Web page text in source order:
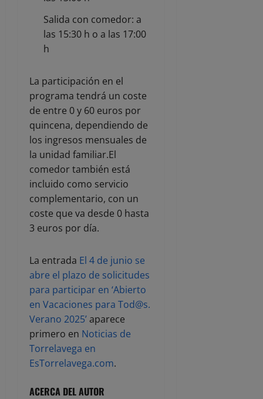
Salida con comedor: a
las 15:30 h o a las 17:00
h
La participación en el
programa tendrá un coste
de entre 0 y 60 euros por
quincena, dependiendo de
los ingresos mensuales de
la unidad familiar.El
comedor también está
incluido como servicio
complementario, con un
coste que va desde 0 hasta
3 euros por día.
La entrada El 4 de junio se
abre el plazo de solicitudes
para participar en ‘Abierto
en Vacaciones para Tod@s.
Verano 2025’aparece
primero en Noticias de
Torrelavega en
EsTorrelavega.com.
ACERCA DEL AUTOR